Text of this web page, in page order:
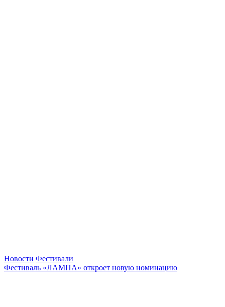
Новости Фестивали
Фестиваль «ЛАМПА» откроет новую номинацию